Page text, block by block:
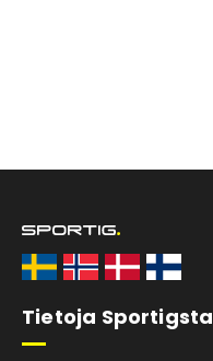
Tietoja Sportigsta